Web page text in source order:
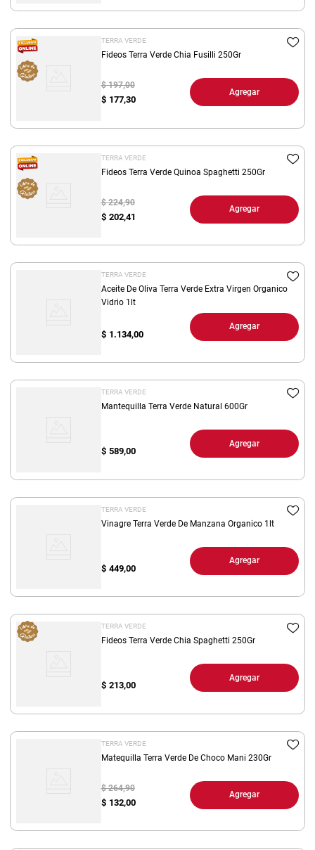
TERRA VERDE
Fideos Terra Verde Chia Fusilli 250Gr
$ 177,30
$ 197,00
Agregar
TERRA VERDE
Fideos Terra Verde Quinoa Spaghetti 250Gr
$ 202,41
$ 224,90
Agregar
TERRA VERDE
Aceite De Oliva Terra Verde Extra Virgen Organico
Vidrio 1lt
$ 1.134,00
Agregar
TERRA VERDE
Mantequilla Terra Verde Natural 600Gr
$ 589,00
Agregar
TERRA VERDE
Vinagre Terra Verde De Manzana Organico 1lt
$ 449,00
Agregar
TERRA VERDE
Fideos Terra Verde Chia Spaghetti 250Gr
$ 213,00
Agregar
TERRA VERDE
Matequilla Terra Verde De Choco Mani 230Gr
$ 132,00
$ 264,90
Agregar